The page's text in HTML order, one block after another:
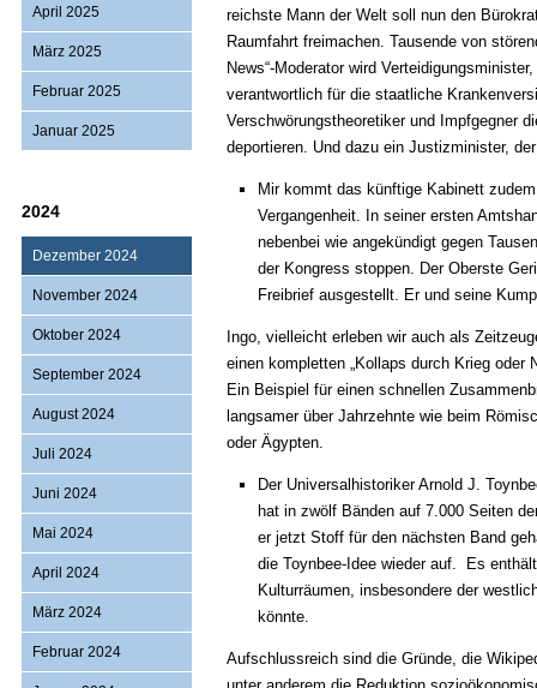
April 2025
März 2025
Februar 2025
Januar 2025
2024
Dezember 2024
November 2024
Oktober 2024
September 2024
August 2024
Juli 2024
Juni 2024
Mai 2024
April 2024
März 2024
Februar 2024
reichste Mann der Welt soll nun den
Raumfahrt freimachen. Tausende von
News“-Moderator wird
verantwortlich für die staatliche
Verschwörungstheoretiker und Impfgegner
deportieren. Und dazu ein Justizminister,
Mir kommt das künftige Kabinett
Vergangenheit. In seiner ersten
nebenbei wie angekündigt gegen
der Kongress stoppen. Der Oberste
Freibrief ausgestellt. Er und seine
Ingo, vielleicht erleben wir auch als
einen kompletten „Kollaps durch Krieg oder
Ein Beispiel für einen schnellen
langsamer über Jahrzehnte wie beim
oder Ägypten.
Der Universalhistoriker Arnold J.
hat in zwölf Bänden auf 7.000 Seiten
er jetzt Stoff für den nächsten Band
die Toynbee-Idee wieder auf. Es
Kulturräumen, insbesondere der
könnte.
Aufschlussreich sind die Gründe, die